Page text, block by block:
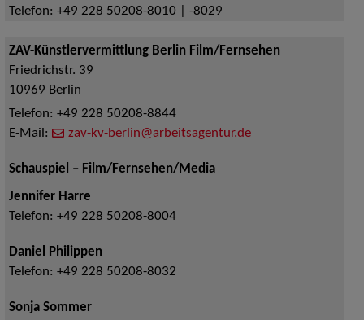
Telefon: +49 228 50208-8010 | -8029
ZAV-Künstlervermittlung Berlin Film/Fernsehen
Friedrichstr. 39
10969 Berlin
Telefon: +49 228 50208-8844
E-Mail:
zav-kv-berlin@arbeitsagentur.de
Schauspiel – Film/Fernsehen/Media
Jennifer Harre
Telefon: +49 228 50208-8004
Daniel Philippen
Telefon: +49 228 50208-8032
Sonja Sommer